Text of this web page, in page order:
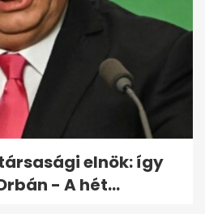
elnök: így
- A hét...